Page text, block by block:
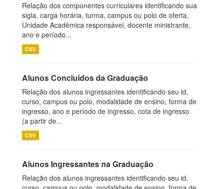
Relação dos componentes curriculares identificando sua
sigla, carga horária, turma, campus ou polo de oferta,
Unidade Acadêmica responsável, docente ministrante,
ano e período...
CSV
Alunos Concluídos da Graduação
Relação dos alunos ingressantes identificando seu id,
curso, campus ou polo, modalidade de ensino, forma de
ingresso, ano e período de ingresso, cota de ingresso
(a partir de...
CSV
Alunos Ingressantes na Graduação
Relação dos alunos ingressantes identificando seu id,